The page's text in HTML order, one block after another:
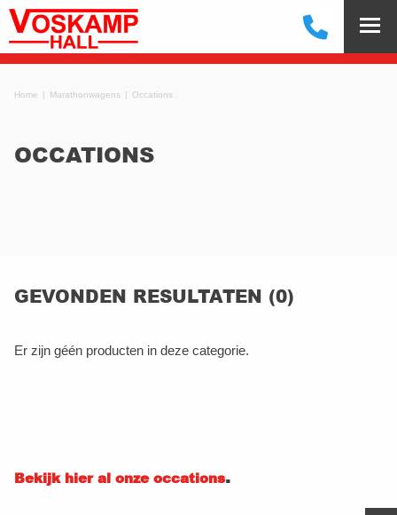
Home Marathonwagens Occations
OCCATIONS
GEVONDEN RESULTATEN (0)
Er zijn géén producten in deze categorie.
Bekijk hier al onze occations.